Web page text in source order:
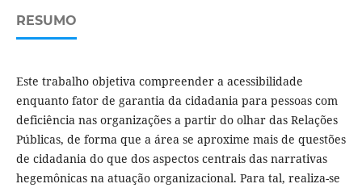
RESUMO
Este trabalho objetiva compreender a acessibilidade
enquanto fator de garantia da cidadania para pessoas com
deficiência nas organizações a partir do olhar das Relações
Públicas, de forma que a área se aproxime mais de questões
de cidadania do que dos aspectos centrais das narrativas
hegemônicas na atuação organizacional. Para tal, realiza-se